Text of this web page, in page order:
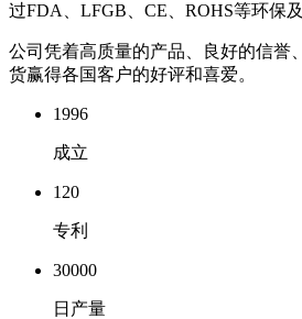
过FDA、LFGB、CE、ROHS等环保
公司凭着高质量的产品、良好的信誉
货赢得各国客户的好评和喜爱。
1996
成立
120
专利
30000
日产量